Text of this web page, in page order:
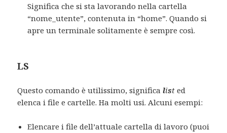
Significa che si sta lavorando nella cartella
“nome_utente”, contenuta in “home”. Quando si
apre un terminale solitamente è sempre così.
LS
Questo comando è utilissimo, significalist ed
elenca i file e cartelle. Ha molti usi. Alcuni esempi:
Elencare i file dell’attuale cartella di lavoro (puoi